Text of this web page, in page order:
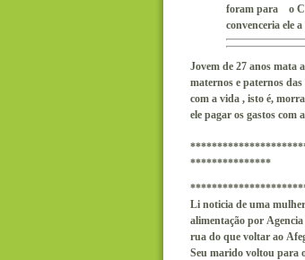
foram para o
convenceria ele
Jovem de 27 anos mata
maternos e paternos
com a vida , isto é,
ele pagar os gastos com
***************
Li noticia de uma
alimentação por
rua do que voltar ao
Seu marido voltou para